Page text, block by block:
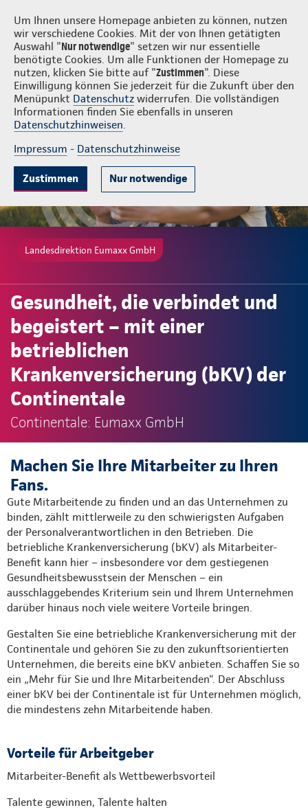
Um Ihnen unsere Homepage anbieten zu können, nutzen
wir verschiedene Cookies. Mit der von Ihnen getätigten
Auswahl "Nur notwendige" setzen wir nur essentielle
benötigte Cookies. Um alle Funktionen der Homepage zu
nutzen, klicken Sie bitte auf "Zustimmen". Diese
Einwilligung können Sie jederzeit für die Zukunft über den
Menüpunkt Datenschutz widerrufen. Die vollständigen
Informationen finden Sie ebenfalls in unseren
Datenschutzhinweisen.
Impressum - Datenschutzhinweise
Zustimmen Nur notwendige
Eumaxx GmbH Login
Gute Gründe Tarife & Leistungen Wissenswertes Beratung &
Landesdirektion Eumaxx GmbH
Gesundheit, die verbindet und
begeistert – mit einer
betrieblichen
Krankenversicherung (bKV) der
Continentale
Continentale: Eumaxx GmbH
Machen Sie Ihre Mitarbeiter zu Ihren
Fans.
Gute Mitarbeitende zu finden und an das Unternehmen zu
binden, zählt mittlerweile zu den schwierigsten Aufgaben
der Personalverantwortlichen in den Betrieben. Die
betriebliche Krankenversicherung (bKV) als Mitarbeiter-
Benefit kann hier – insbesondere vor dem gestiegenen
Gesundheitsbewusstsein der Menschen – ein
ausschlaggebendes Kriterium sein und Ihrem Unternehmen
darüber hinaus noch viele weitere Vorteile bringen.
Gestalten Sie eine betriebliche Krankenversicherung mit der
Continentale und gehören Sie zu den zukunftsorientierten
Unternehmen, die bereits eine bKV anbieten. Schaffen Sie so
ein „Mehr für Sie und Ihre Mitarbeitenden“. Der Abschluss
einer bKV bei der Continentale ist für Unternehmen möglich,
die mindestens zehn Mitarbeitende haben.
Vorteile für Arbeitgeber
Mitarbeiter-Benefit als Wettbewerbsvorteil
Talente gewinnen, Talente halten